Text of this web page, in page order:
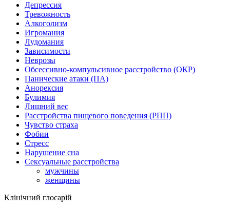
Депрессия
Тревожность
Алкоголизм
Игромания
Лудомания
Зависимости
Неврозы
Обсессивно-компульсивное расстройство (ОКР)
Панические атаки (ПА)
Анорексия
Булимия
Лишний вес
Расстройства пищевого поведения (РПП)
Чувство страха
Фобии
Стресс
Нарушение сна
Сексуальные расстройства
мужчины
женщины
Клінічний глосарій